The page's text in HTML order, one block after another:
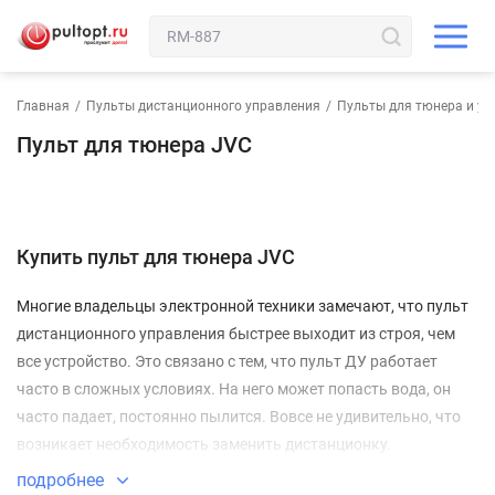
Главная / Пульты дистанционного управления / Пульты для тюнера и
Пульт для тюнера JVC
Купить пульт для тюнера JVC
Многие владельцы электронной техники замечают, что пульт
дистанционного управления быстрее выходит из строя, чем
все устройство. Это связано с тем, что пульт ДУ работает
часто в сложных условиях. На него может попасть вода, он
часто падает, постоянно пылится. Вовсе не удивительно, что
возникает необходимость заменить дистанционку.
Ваш пульт для тюнера JVC
подробнее